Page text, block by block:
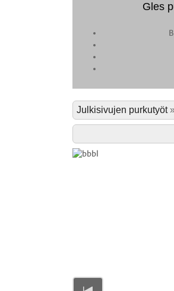
Gles
Julkisivujen purkutyöt